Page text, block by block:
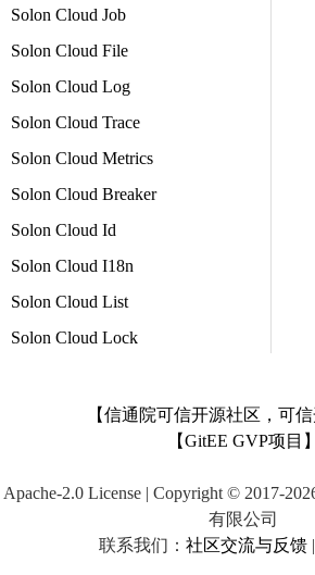
Solon Cloud Job
Solon Cloud File
Solon Cloud Log
Solon Cloud Trace
Solon Cloud Metrics
Solon Cloud Breaker
Solon Cloud Id
Solon Cloud I18n
Solon Cloud List
Solon Cloud Lock
【信通院可信开源社区，可信
【GitEE GVP项目】
Apache-2.0 License | Copyright © 2017-
有限公司
联系我们： 社区交流与反馈|